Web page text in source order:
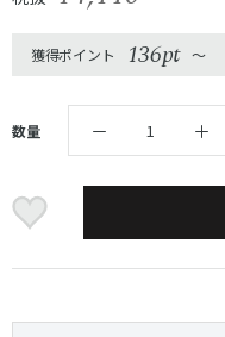
獲得ポイント 136pt 〜
数量